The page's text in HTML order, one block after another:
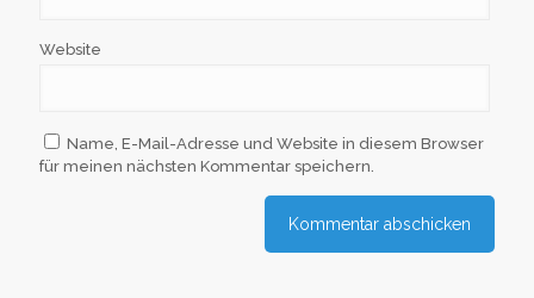
Website
Name, E-Mail-Adresse und Website in diesem Browser
für meinen nächsten Kommentar speichern.